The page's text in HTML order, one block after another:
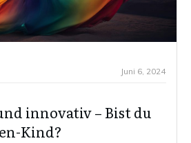
Juni 6, 2024
innovativ – Bist du
Kind?